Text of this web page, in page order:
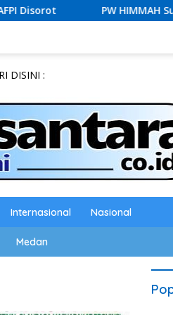
PW HIMMAH Sumut Minta
DISINI :
Internasional Nasional
Medan